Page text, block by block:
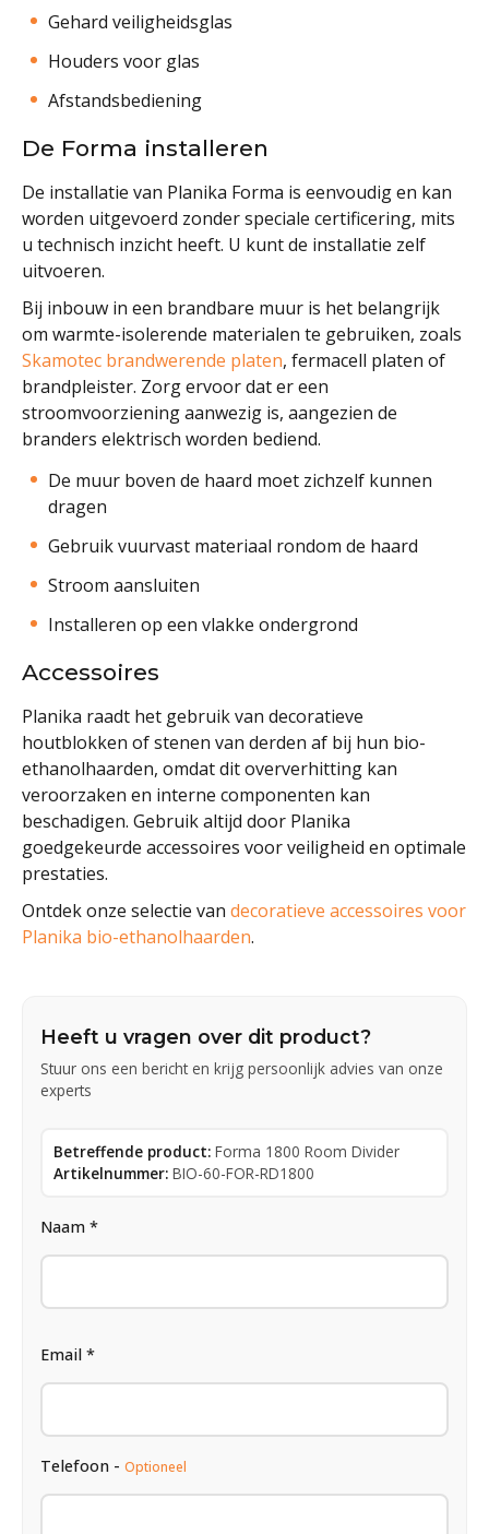
Gehard veiligheidsglas
Houders voor glas
Afstandsbediening
De Forma installeren
De installatie van Planika Forma is eenvoudig en kan
worden uitgevoerd zonder speciale certificering, mits
u technisch inzicht heeft. U kunt de installatie zelf
uitvoeren.
Bij inbouw in een brandbare muur is het belangrijk
om warmte-isolerende materialen te gebruiken, zoals
Skamotec brandwerende platen, fermacell platen of
brandpleister. Zorg ervoor dat er een
stroomvoorziening aanwezig is, aangezien de
branders elektrisch worden bediend.
De muur boven de haard moet zichzelf kunnen
dragen
Gebruik vuurvast materiaal rondom de haard
Stroom aansluiten
Installeren op een vlakke ondergrond
Accessoires
Planika raadt het gebruik van decoratieve
houtblokken of stenen van derden af bij hun bio-
ethanolhaarden, omdat dit oververhitting kan
veroorzaken en interne componenten kan
beschadigen. Gebruik altijd door Planika
goedgekeurde accessoires voor veiligheid en optimale
prestaties.
Ontdek onze selectie van decoratieve accessoires voor
Planika bio-ethanolhaarden.
Heeft u vragen over dit product?
Stuur ons een bericht en krijg persoonlijk advies van onze
experts
Betreffende product: Forma 1800 Room Divider
Artikelnummer: BIO-60-FOR-RD1800
Naam *
Email *
Telefoon - Optioneel